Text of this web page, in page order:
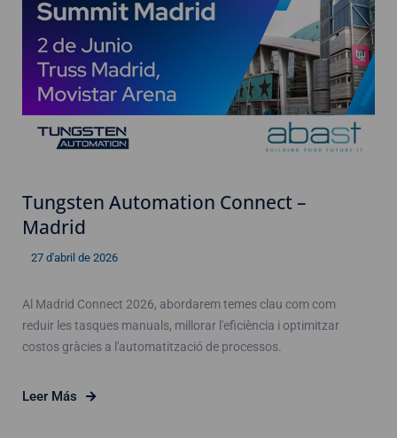
Tungsten Automation Connect –
Madrid
27 d'abril de 2026
Al Madrid Connect 2026, abordarem temes clau com com
reduir les tasques manuals, millorar l'eficiència i optimitzar
costos gràcies a l'automatització de processos.
Leer Más